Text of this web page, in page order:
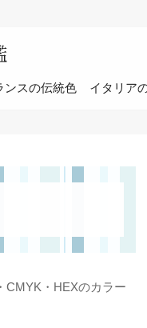
ンスの伝統色 イタリア
CMYK・HEXのカラー